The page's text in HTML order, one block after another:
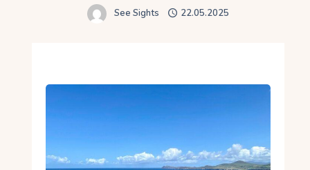
Блог
See Sights 22.05.2025